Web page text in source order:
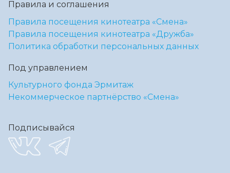
Правила и соглашения
Правила посещения кинотеатра «Смена»
Правила посещения кинотеатра «Дружба»
Политика обработки персональных данных
Под управлением
Культурного фонда Эрмитаж
Некоммерческое партнёрство «Смена»
Подписывайся